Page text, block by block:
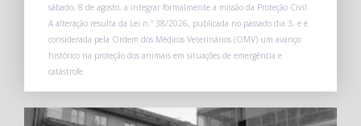
sábado, 8 de agosto, a integrar formalmente a missão da Proteção Civil.
A alteração resulta da Lei n.º 38/2026, publicada no passado dia 3, e é
considerada pela Ordem dos Médicos Veterinários (OMV) um avanço
histórico na proteção dos animais em situações de emergência e
catástrofe.